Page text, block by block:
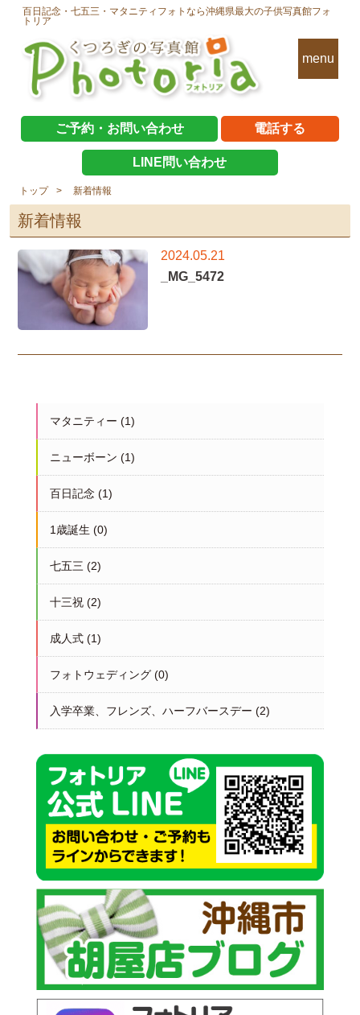
百日記念・七五三・マタニティフォトなら沖縄県最大の子供写真館フォ
トリア
menu
ご予約・お問い合わせ 電話する
LINE問い合わせ
トップ 新着情報
新着情報
2024.05.21
_MG_5472
マタニティー (1)
ニューボーン (1)
百日記念 (1)
1歳誕生 (0)
七五三 (2)
十三祝(2)
成人式(1)
フォトウェディング(0)
入学卒業、フレンズ、ハーフバースデー (2)